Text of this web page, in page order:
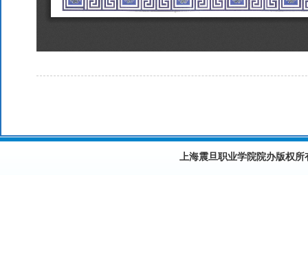
上海震旦职业学院院办版权